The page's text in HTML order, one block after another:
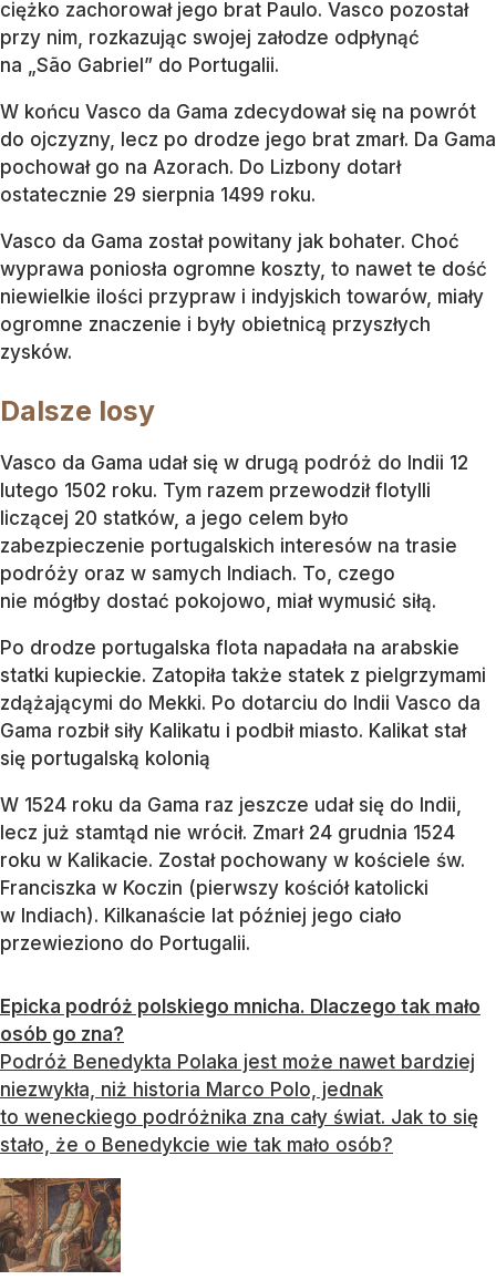
ciężko zachorował jego brat Paulo. Vasco pozostał
przy nim, rozkazując swojej załodze odpłynąć
na „São Gabriel” do Portugalii.
W końcu Vasco da Gama zdecydował się na powrót
do ojczyzny, lecz po drodze jego brat zmarł. Da Gama
pochował go na Azorach. Do Lizbony dotarł
ostatecznie 29 sierpnia 1499 roku.
Vasco da Gama został powitany jak bohater. Choć
wyprawa poniosła ogromne koszty, to nawet te dość
niewielkie ilości przypraw i indyjskich towarów, miały
ogromne znaczenie i były obietnicą przyszłych
zysków.
Dalsze losy
Vasco da Gama udał się w drugą podróż do Indii 12
lutego 1502 roku. Tym razem przewodził flotylli
liczącej 20 statków, a jego celem było
zabezpieczenie portugalskich interesów na trasie
podróży oraz w samych Indiach. To, czego
nie mógłby dostać pokojowo, miał wymusić siłą.
Po drodze portugalska flota napadała na arabskie
statki kupieckie. Zatopiła także statek z pielgrzymami
zdążającymi do Mekki. Po dotarciu do Indii Vasco da
Gama rozbił siły Kalikatu i podbił miasto. Kalikat stał
się portugalską kolonią
W 1524 roku da Gama raz jeszcze udał się do Indii,
lecz już stamtąd nie wrócił. Zmarł 24 grudnia 1524
roku w Kalikacie. Został pochowany w kościele św.
Franciszka w Koczin (pierwszy kościół katolicki
w Indiach). Kilkanaście lat później jego ciało
przewieziono do Portugalii.
Epicka podróż polskiego mnicha. Dlaczego tak mało
osób go zna?
Podróż Benedykta Polaka jest może nawet bardziej
niezwykła, niż historia Marco Polo, jednak
to weneckiego podróżnika zna cały świat. Jak to się
stało, że o Benedykcie wie tak mało osób?